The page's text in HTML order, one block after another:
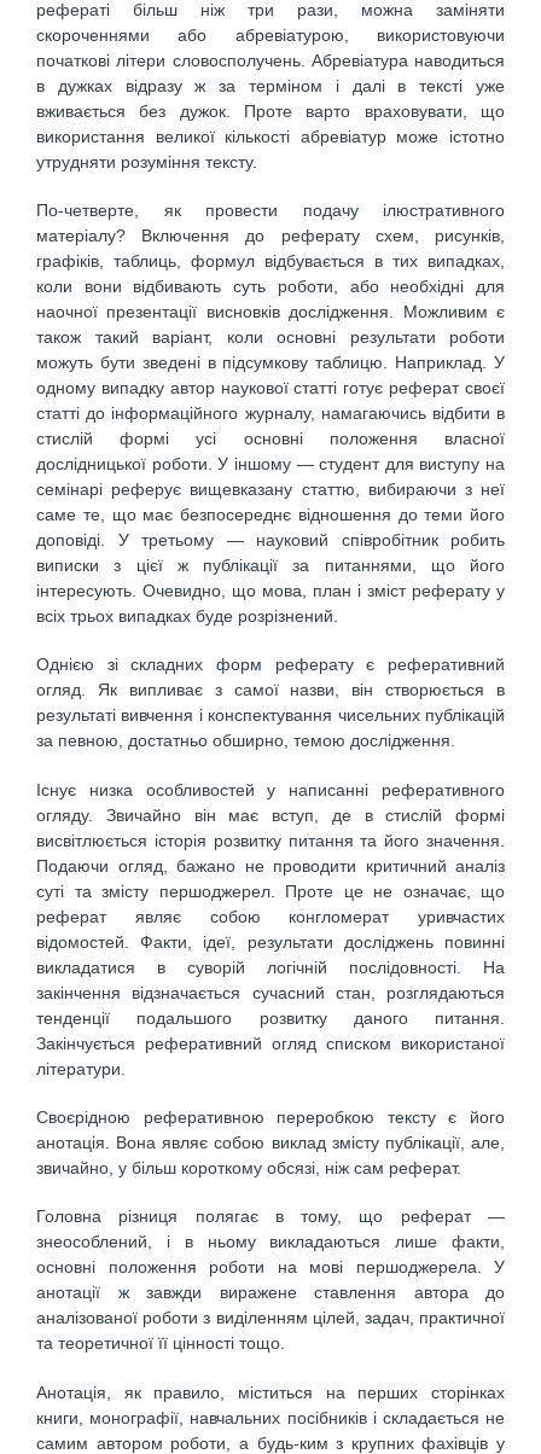
рефераті більш ніж три рази, можна заміняти
скороченнями або абревіатурою, використовуючи
початкові літери словосполучень. Абревіатура наводиться
в дужках відразу ж за терміном і далі в тексті уже
вживається без дужок. Проте варто враховувати, що
використання великої кількості абревіатур може істотно
утрудняти розуміння тексту.
По-четверте, як провести подачу ілюстративного
матеріалу? Включення до реферату схем, рисунків,
графіків, таблиць, формул відбувається в тих випадках,
коли вони відбивають суть роботи, або необхідні для
наочної презентації висновків дослідження. Можливим є
також такий варіант, коли основні результати роботи
можуть бути зведені в підсумкову таблицю. Наприклад. У
одному випадку автор наукової статті готує реферат своєї
статті до інформаційного журналу, намагаючись відбити в
стислій формі усі основні положення власної
дослідницької роботи. У іншому — студент для виступу на
семінарі реферує вищевказану статтю, вибираючи з неї
саме те, що має безпосереднє відношення до теми його
доповіді. У третьому — науковий співробітник робить
виписки з цієї ж публікації за питаннями, що його
інтересують. Очевидно, що мова, план і зміст реферату у
всіх трьох випадках буде розрізнений.
Однією зі складних форм реферату є реферативний
огляд. Як випливає з самої назви, він створюється в
результаті вивчення і конспектування чисельних публікацій
за певною, достатньо обширно, темою дослідження.
Існує низка особливостей у написанні реферативного
огляду. Звичайно він має вступ, де в стислій формі
висвітлюється історія розвитку питання та його значення.
Подаючи огляд, бажано не проводити критичний аналіз
суті та змісту першоджерел. Проте це не означає, що
реферат являє собою конгломерат уривчастих
відомостей. Факти, ідеї, результати досліджень повинні
викладатися в суворій логічній послідовності. На
закінчення відзначається сучасний стан, розглядаються
тенденції подальшого розвитку даного питання.
Закінчується реферативний огляд списком використаної
літератури.
Своєрідною реферативною переробкою тексту є його
анотація. Вона являє собою виклад змісту публікації, але,
звичайно, у більш короткому обсязі, ніж сам реферат.
Головна різниця полягає в тому, що реферат —
знеособлений, і в ньому викладаються лише факти,
основні положення роботи на мові першоджерела. У
анотації ж завжди виражене ставлення автора до
аналізованої роботи з виділенням цілей, задач, практичної
та теоретичної її цінності тощо.
Анотація, як правило, міститься на перших сторінках
книги, монографії, навчальних посібників і складається не
самим автором роботи, а будь-ким з крупних фахівців у